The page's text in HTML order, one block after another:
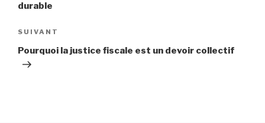
durable
SUIVANT
Pourquoi la justice fiscale est un devoir collectif